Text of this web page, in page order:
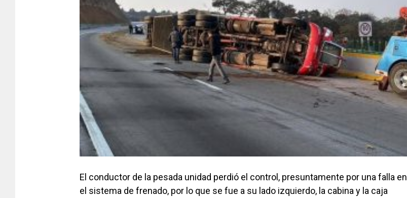
El conductor de la pesada unidad perdió el control, presuntamente por una falla en
el sistema de frenado, por lo que se fue a su lado izquierdo, la cabina y la caja